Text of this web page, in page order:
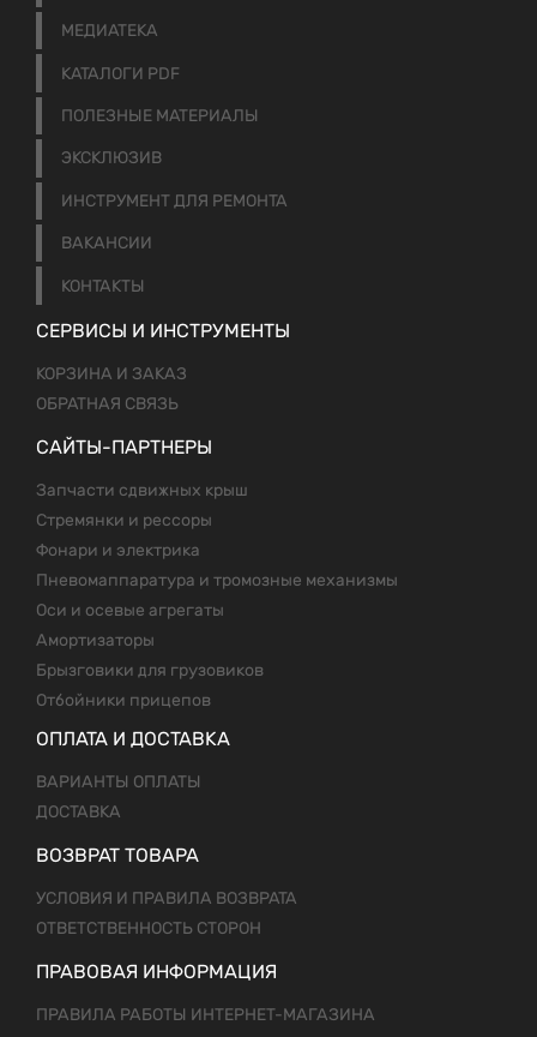
МЕДИАТЕКА
КАТАЛОГИ PDF
ПОЛЕЗНЫЕ МАТЕРИАЛЫ
ЭКСКЛЮЗИВ
ИНСТРУМЕНТ ДЛЯ РЕМОНТА
ВАКАНСИИ
КОНТАКТЫ
СЕРВИСЫ И ИНСТРУМЕНТЫ
КОРЗИНА И ЗАКАЗ
ОБРАТНАЯ СВЯЗЬ
САЙТЫ-ПАРТНЕРЫ
Запчасти сдвижных крыш
Стремянки и рессоры
Фонари и электрика
Пневомаппаратура и тромозные механизмы
Оси и осевые агрегаты
Амортизаторы
Брызговики для грузовиков
Отбойники прицепов
ОПЛАТА И ДОСТАВКА
ВАРИАНТЫ ОПЛАТЫ
ДОСТАВКА
ВОЗВРАТ ТОВАРА
УСЛОВИЯ И ПРАВИЛА ВОЗВРАТА
ОТВЕТСТВЕННОСТЬ СТОРОН
ПРАВОВАЯ ИНФОРМАЦИЯ
ПРАВИЛА РАБОТЫ ИНТЕРНЕТ-МАГАЗИНА